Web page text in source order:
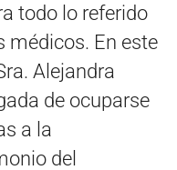
todo lo referido
médicos. En este
Alejandra
de ocuparse
a la
del